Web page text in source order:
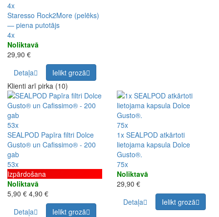
4x
Staresso Rock2More (pelēks)
— piena putotājs
4x
Noliktavā
29,90 €
Detaļa
Ielikt grozā
Klienti arī pirka (10)
53x
SEALPOD Papīra filtri Dolce
Gusto® un Cafissimo® - 200
gab
53x
Izpārdošana
Noliktavā
5,90 € 4,90 €
Detaļa
Ielikt grozā
75x
1x SEALPOD atkārtoti
lietojama kapsula Dolce
Gusto®.
75x
Noliktavā
29,90 €
Detaļa
Ielikt grozā